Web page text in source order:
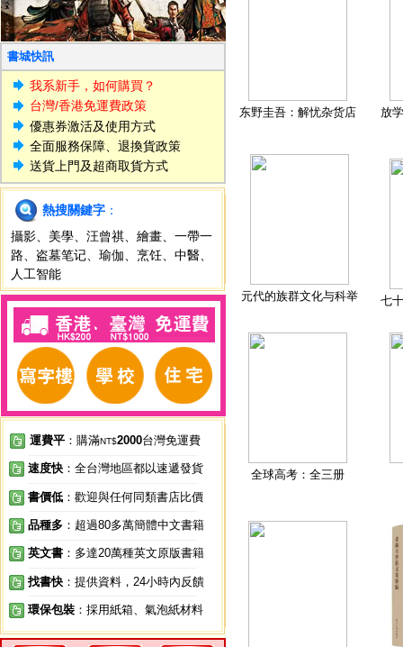
書城快訊
我系新手，如何購買？
台灣/香港免運費政策
優惠券激活及使用方式
全面服務保障、退換貨政策
送貨上門及超商取貨方式
熱搜關鍵字 ：
攝影
美學 汪曾祺 繪畫
一帶一
路
盗墓笔记 瑜伽 烹饪 中醫
人工智能
運費平 ：購滿NT$2000台灣免運費
速度快 ：全台灣地區都以速遞發貨
書價低 ：歡迎與任何同類書店比價
品種多 ：超過80多萬簡體中文書籍
英文書 ：多達20萬種英文原版書籍
找書快 ：提供資料，24小時內反饋
環保包裝 ：採用紙箱、氣泡紙材料
东野圭吾：解忧杂货店 放
元代的族群文化与科举 七
全球高考：全三册